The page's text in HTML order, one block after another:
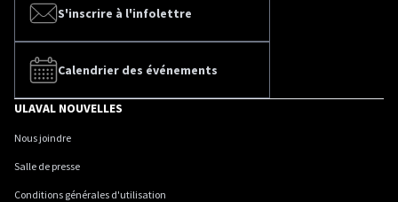
S'inscrire à l'infolettre
Calendrier des événements
ULAVAL NOUVELLES
Nous joindre
Salle de presse
Conditions générales d'utilisation